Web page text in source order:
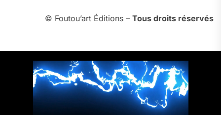
© Foutou’art Éditions – Tous droits réservés